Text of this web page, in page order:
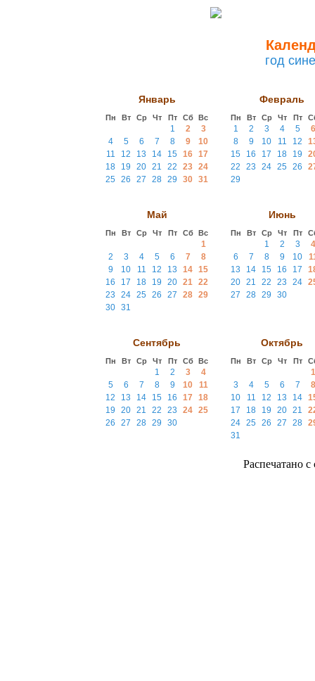
год
Январь
Пн Вт Ср Чт Пт Сб Вс
1 2
3
4
5 6 7 8 9
10
11
12 13 14 15 16 17
18
19 20 21 22 23 24
25
26 27 28 29 30 31
Февраль
Пн Вт Ср Чт Пт
1 2 3 4 5
6
8
9 10 11 12
15
16 17 18 19
22
23 24 25 26
29
Май
Пн Вт Ср Чт Пт Сб Вс
1
2
3 4 5 6 7
8
9
10 11 12 13 14 15
16
17 18 19 20 21 22
23
24 25 26 27 28 29
30 31
Июнь
Пн Вт Ср Чт Пт
1 2 3
4
6
7 8 9 10
13
14 15 16 17
20 21 22 23 24
27
28 29 30
Сентябрь
Пн Вт Ср Чт Пт Сб Вс
1 2 3
4
5
6 7 8 9 10
11
12
13 14 15 16 17
18
19
20 21 22 23 24 25
26
27 28 29 30
Октябрь
Пн Вт Ср Чт Пт
1
3
4 5 6 7
8
10
11 12 13 14
17
18 19 20 21
24 25 26 27 28
31
Распечатано с